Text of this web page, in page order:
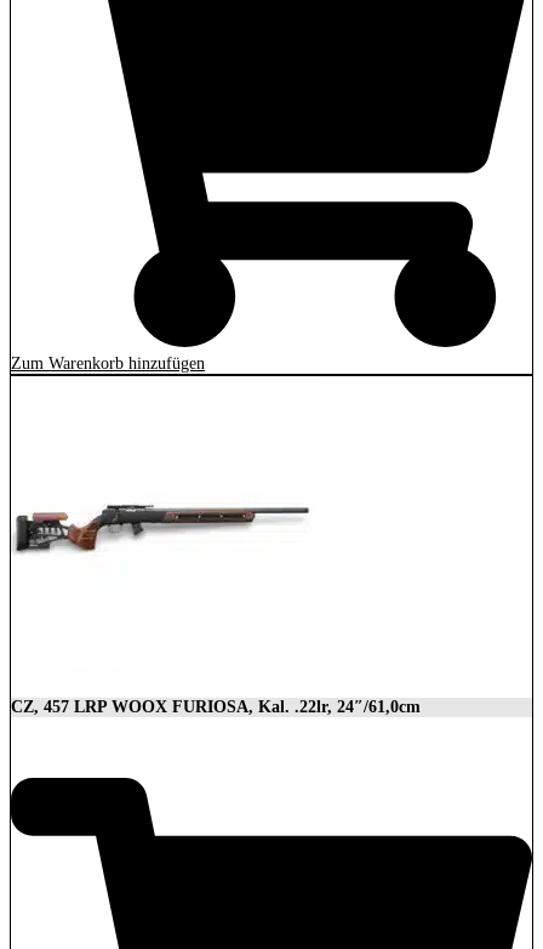
Zum Warenkorb hinzufügen
CZ, 457 LRP WOOX FURIOSA, Kal. .22lr, 24″/61,0cm